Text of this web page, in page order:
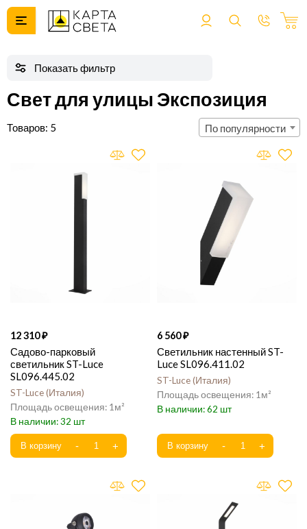
Свет для улицы Экспозиция
5 По популярности
12 310
Садово-парковый
светильник ST-Luce
SL096.445.02
ST-Luce Италия
1
32
6 560
Светильник настенный ST-
Luce SL096.411.02
ST-Luce Италия
1
62